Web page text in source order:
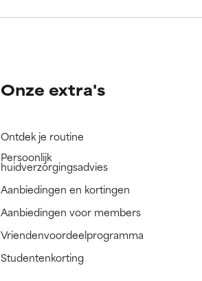
Onze extra's
Ontdek je routine
Persoonlijk
huidverzorgingsadvies
Aanbiedingen en kortingen
Aanbiedingen voor members
Vriendenvoordeelprogramma
Studentenkorting